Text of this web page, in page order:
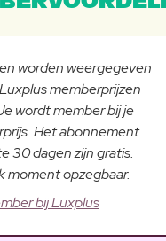
worden weergegeven
memberprijzen
wordt member bij je
Het abonnement
30 dagen zijn gratis.
moment opzegbaar.
bij Luxplus